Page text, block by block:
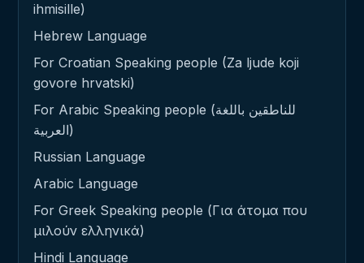
ihmisille)
Hebrew Language
For Croatian Speaking people (Za ljude koji
govore hrvatski)
For Arabic Speaking people (للناطقين باللغة
العربية)
Russian Language
Arabic Language
For Greek Speaking people (Για άτομα που
μιλούν ελληνικά)
Hindi Language